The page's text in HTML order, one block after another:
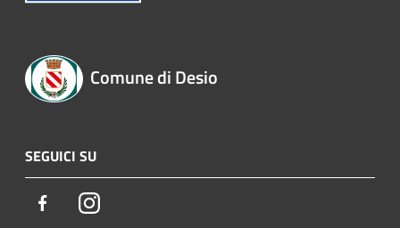
Comune di Desio
SEGUICI SU
FacebookInstagram